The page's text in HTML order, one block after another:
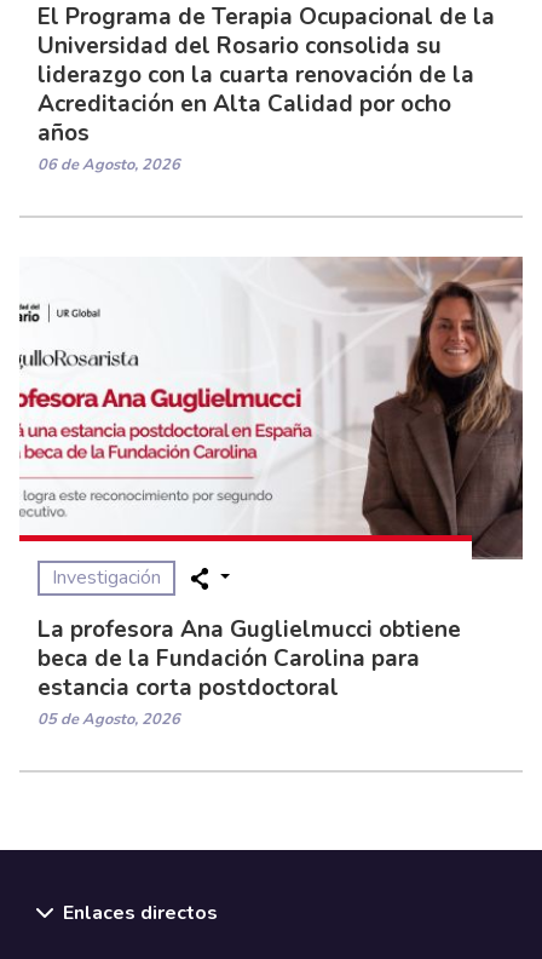
El Programa de Terapia Ocupacional de la
Universidad del Rosario consolida su
liderazgo con la cuarta renovación de la
Acreditación en Alta Calidad por ocho
años
06 de Agosto, 2026
Investigación
La profesora Ana Guglielmucci obtiene
beca de la Fundación Carolina para
estancia corta postdoctoral
05 de Agosto, 2026
Enlaces directos